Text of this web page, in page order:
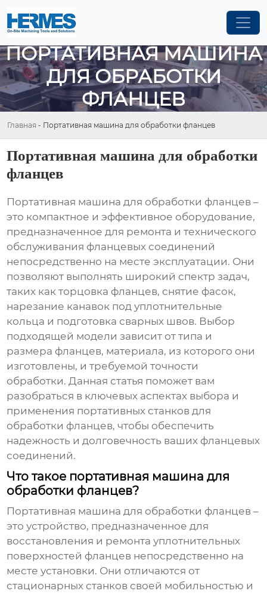
ПОРТАТИВНАЯ МАШИНА
ДЛЯ ОБРАБОТКИ
ФЛАНЦЕВ
Главная - Портативная машина для обработки фланцев
Портативная машина для обработки
фланцев
Портативная машина для обработки фланцев –
это компактное и эффективное оборудование,
предназначенное для ремонта и технического
обслуживания фланцевых соединений
непосредственно на месте эксплуатации. Они
позволяют выполнять широкий спектр задач,
таких как торцовка фланцев, снятие фасок,
нарезание канавок под уплотнительные
кольца и подготовка сварных швов. Выбор
подходящей модели зависит от типа и
размера фланцев, материала, из которого они
изготовлены, и требуемой точности
обработки. Данная статья поможет вам
разобраться в ключевых аспектах выбора и
применения портативных станков для
обработки фланцев, чтобы обеспечить
надежность и долговечность ваших фланцевых
соединений.
Что такое портативная машина для
обработки фланцев?
Портативная машина для обработки фланцев –
это устройство, предназначенное для
восстановления и ремонта уплотнительных
поверхностей фланцев непосредственно на
месте установки. Они отличаются от
стационарных станков своей мобильностью и